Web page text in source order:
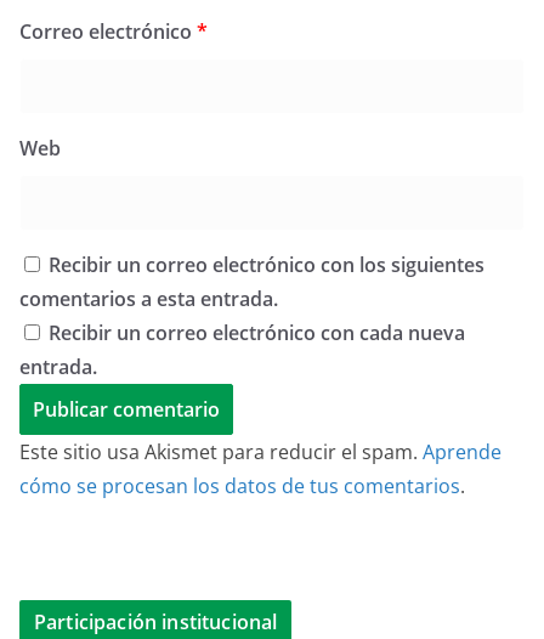
Correo electrónico *
Web
Recibir un correo electrónico con los siguientes
comentarios a esta entrada.
Recibir un correo electrónico con cada nueva
entrada.
Este sitio usa Akismet para reducir el spam. Aprende
cómo se procesan los datos de tus comentarios.
Participación institucional